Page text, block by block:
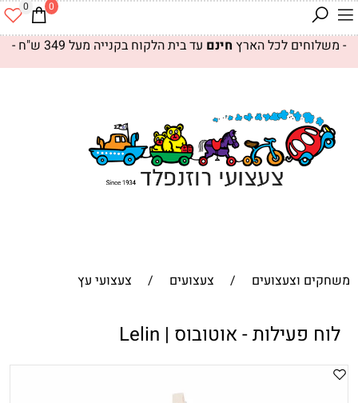
- משלוחים לכל הארץ חינם עד בית הלקוח בקנייה מעל 349 ש"ח -
0 0
משחקים וצעצועים / צעצועים / צעצועי עץ
לוח פעילות - אוטובוס | Lelin